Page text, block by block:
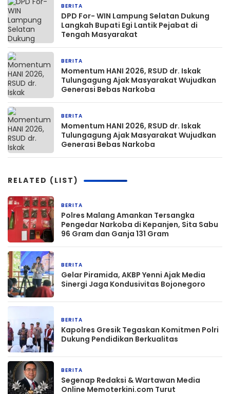
BERITA
DPD For- WIN Lampung Selatan Dukung
Langkah Bupati Egi Lantik Pejabat di
Tengah Masyarakat
BERITA
Momentum HANI 2026, RSUD dr. Iskak
Tulungagung Ajak Masyarakat Wujudkan
Generasi Bebas Narkoba
BERITA
Momentum HANI 2026, RSUD dr. Iskak
Tulungagung Ajak Masyarakat Wujudkan
Generasi Bebas Narkoba
RELATED (LIST)
BERITA
Polres Malang Amankan Tersangka
Pengedar Narkoba di Kepanjen, Sita Sabu
96 Gram dan Ganja 131 Gram
BERITA
Gelar Piramida, AKBP Yenni Ajak Media
Sinergi Jaga Kondusivitas Bojonegoro
BERITA
Kapolres Gresik Tegaskan Komitmen Polri
Dukung Pendidikan Berkualitas
BERITA
Segenap Redaksi & Wartawan Media
Online Memoterkini.com Turut